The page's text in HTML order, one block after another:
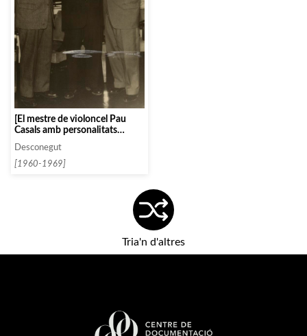
[El mestre de violoncel Pau
Casals amb personalitats
musicals]
Desconegut
[1960-1969]
Tria'n d'altres